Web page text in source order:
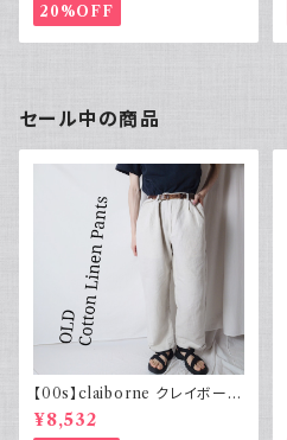
20%OFF
セール中の商品
【00s】claiborne クレイボーン
リネンコットンパンツ ツータック
¥8,532